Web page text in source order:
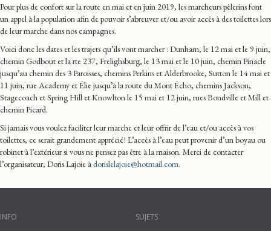
Pour plus de confort sur la route en mai et en juin 2019, les marcheurs pèlerins font
un appel à la population afin de pouvoir s’abreuver et/ou avoir accès à des toilettes lors
de leur marche dans nos campagnes.
Voici donc les dates et les trajets qu’ils vont marcher : Dunham, le 12 mai et le 9 juin,
chemin Godbout et la rte 237, Frelighsburg, le 13 mai et le 10 juin, chemin Pinacle
jusqu’au chemin des 3 Paroisses, chemins Perkins et Alderbrooke, Sutton le 14 mai et
11 juin, rue Academy et Élie jusqu’à la route du Mont Écho, chemins Jackson,
Stagecoach et Spring Hill et Knowlton le 15 mai et 12 juin, rues Bondville et Mill et
chemin Picard.
Si jamais vous voulez faciliter leur marche et leur offrir de l’eau et/ou accès à vos
toilettes, ce serait grandement apprécié ! L’accès à l’eau peut provenir d’un boyau ou
robinet à l’extérieur si vous ne pensez pas être à la maison. Merci de contacter
l’organisateur, Doris Lajoie àdorislelajoie@hotmail.com.
INFO SUJETS